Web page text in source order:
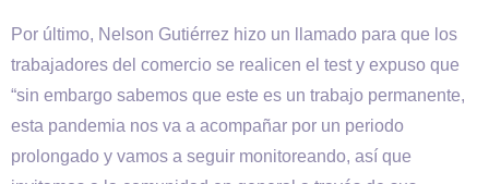
Por último, Nelson Gutiérrez hizo un llamado para que los
trabajadores del comercio se realicen el test y expuso que
“sin embargo sabemos que este es un trabajo permanente,
esta pandemia nos va a acompañar por un periodo
prolongado y vamos a seguir monitoreando, así que